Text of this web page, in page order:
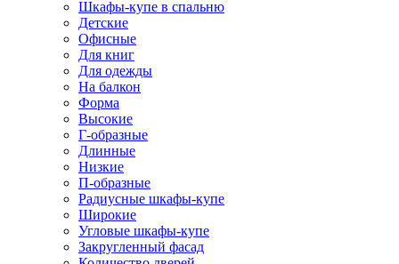
Шкафы-купе в спальню
Детские
Офисные
Для книг
Для одежды
На балкон
Форма
Высокие
Г-образные
Длинные
Низкие
П-образные
Радиусные шкафы-купе
Широкие
Угловые шкафы-купе
Закругленный фасад